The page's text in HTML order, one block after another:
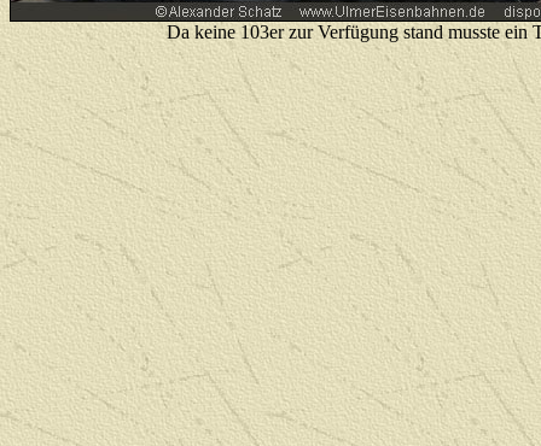
Da keine 103er zur Verfügung stand musste ein